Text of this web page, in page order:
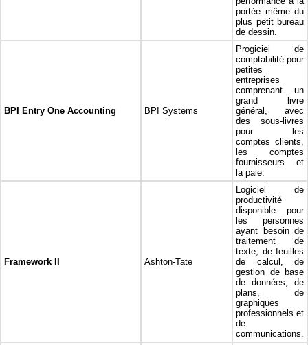
portée même du
plus petit bureau
de dessin.
BPI Entry One Accounting BPI Systems
Progiciel de
comptabilité pour
petites
entreprises
comprenant un
grand livre
général, avec
des sous-livres
pour les
comptes clients,
les comptes
fournisseurs et
la paie.
Framework II Ashton-Tate
Logiciel de
productivité
disponible pour
les personnes
ayant besoin de
traitement de
texte, de feuilles
de calcul, de
gestion de base
de données, de
plans, de
graphiques
professionnels et
de
communications.